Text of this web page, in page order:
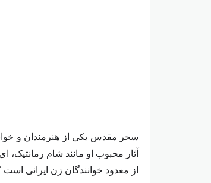
سحر مقدس یکی از هنرمندان و
آثار محبوب او مانند شام
از معدود خوانندگان زن ایرانی